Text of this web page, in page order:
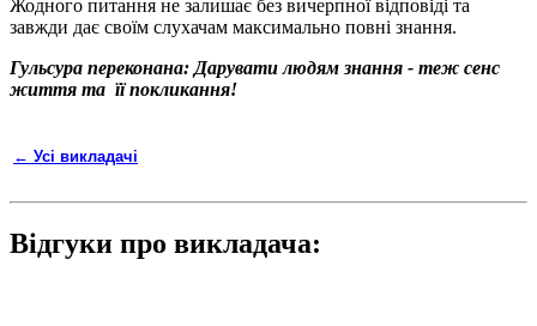
Жодного питання не залишає без вичерпної відповіді та
завжди дає своїм слухачам максимально повні знання.
Гульсура переконана: Дарувати людям знання - теж сенс
життя та її покликання!
← Усі викладачі
Відгуки про викладача: